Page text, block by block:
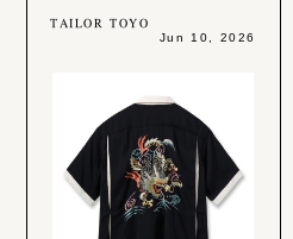
TAILOR TOYO
Jun 10, 2026